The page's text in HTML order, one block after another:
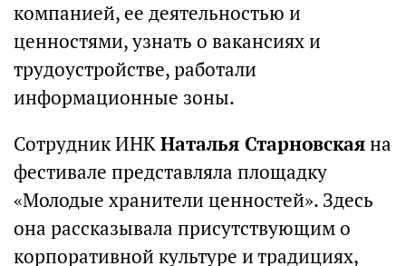
компанией, ее деятельностью и
ценностями, узнать о вакансиях и
трудоустройстве, работали
информационные зоны.
Сотрудник ИНКНаталья Старновскаяна
фестивале представляла площадку
«Молодые хранители ценностей». Здесь
она рассказывала присутствующим о
корпоративной культуре и традициях,